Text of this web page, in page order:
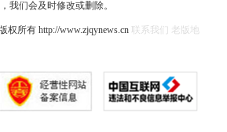
我们会及时修改或删除。
权所有 http://www.zjqynews.cn 联系我们
老版地